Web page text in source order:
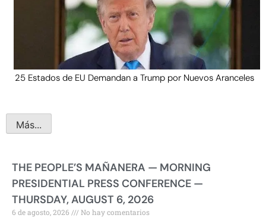
25 Estados de EU Demandan a Trump por Nuevos Aranceles
Más...
THE PEOPLE’S MAÑANERA — MORNING
PRESIDENTIAL PRESS CONFERENCE —
THURSDAY, AUGUST 6, 2026
6 de agosto, 2026 No hay comentarios